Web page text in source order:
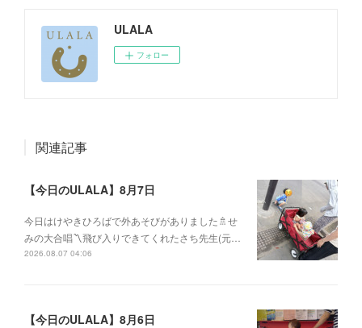
ULALA
フォロー
関連記事
【今日のULALA】8月7日
今日はけやきひろばで外あそびがありました🚿せ
みの大合唱〽飛び入りできてくれたさち先生(元…
2026.08.07 04:06
【今日のULALA】8月6日